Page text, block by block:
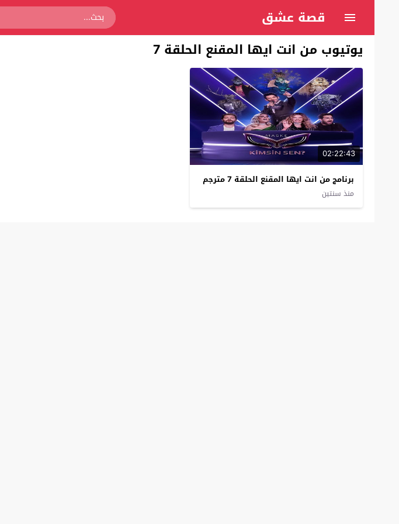
قصة عشق
يوتيوب من انت ايها المقنع الحلقة 7
02:22:43
برنامج من انت ايها المقنع الحلقة 7 مترجم
منذ سنتين